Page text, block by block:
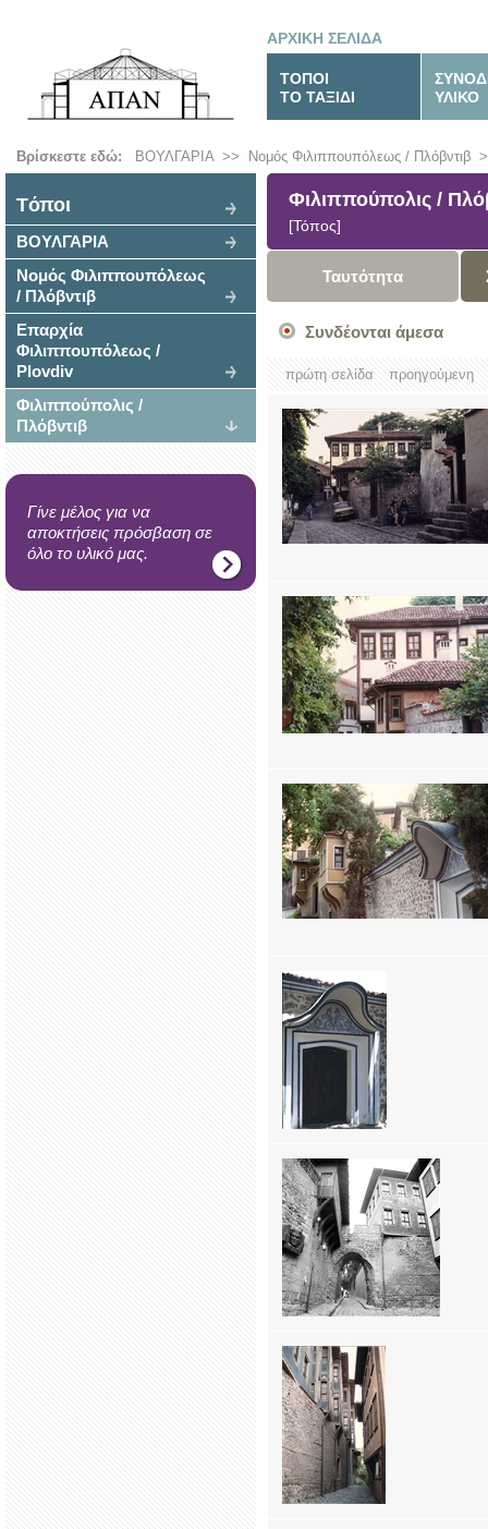
ΑΡΧΙΚΗ ΣΕΛΙΔΑ
ΤΟΠΟΙ
ΤΟ ΤΑΞΙΔΙ
ΥΛΙΚΟ
Βρίσκεστε εδώ: ΒΟΥΛΓΑΡΙΑ>> Νομός Φιλιππουπόλεως / Πλόβντιβ
Tόποι
ΒΟΥΛΓΑΡΙΑ
Νομός Φιλιππουπόλεως
/ Πλόβντιβ
Επαρχία
Φιλιππουπόλεως /
Plovdiv
Φιλιππούπολις /
Πλόβντιβ
Γίνε μέλος για να
αποκτήσεις πρόσβαση σε
όλο το υλικό μας.
Φιλιππούπολις /
[Τόπος]
Ταυτότητα
Συνδέονται άμεσα
πρώτη σελίδα προηγούμενη